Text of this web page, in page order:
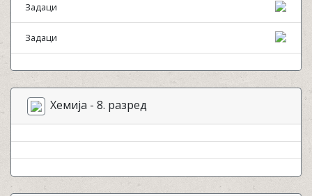
Задаци
Задаци
Хемија - 8. разред